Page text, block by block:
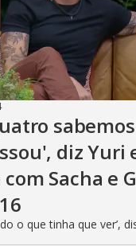
diz Yuri
Sacha e
o que tinha que ver’,